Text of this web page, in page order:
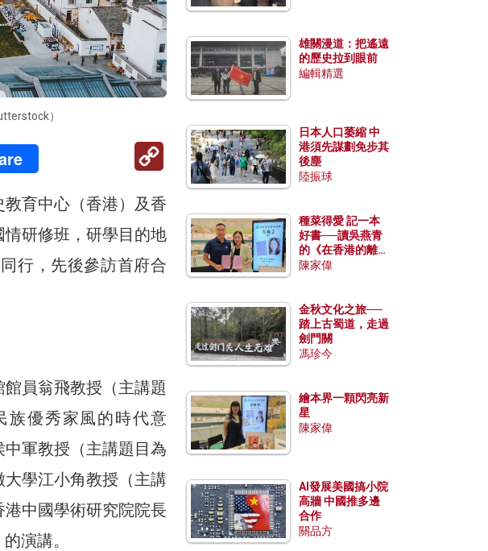
）
Copy
教育中心（香港）及香
研修班，研學目的地
行，先後參訪首府合
員翁飛教授（主講題
族優秀家風的時代意
軍教授（主講題目為
學江小角教授（主講
中國學術研究院院長
演講。
雄關漫道：把遙遠
的歷史拉到眼前
編輯精選
日本人口萎縮 中
港須先謀劃免步其
後塵
陸振球
種菜得愛 記一本
好書──讀吳燕青
的《在香港的離島
種菜》
陳家偉
金秋文化之旅──
踏上古蜀道，走過
劍門關
馮珍今
繪本界一顆閃亮新
星
陳家偉
AI發展美國搞小院
高牆 中國推多邊
合作
關品方